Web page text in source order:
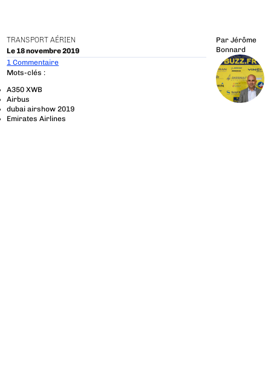
TRANSPORT AÉRIEN
Le 18 novembre 2019
Par Jérôme
Bonnard
1 Commentaire
Mots-clés :
A350 XWB
Airbus
dubai airshow 2019
Emirates Airlines